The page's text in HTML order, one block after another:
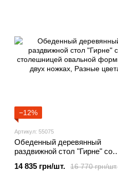
−12%
Артикул: 55075
Обеденный деревянный
раздвижной стол "Гирне" со
двух ножках
16 770 грн/шт.
14 835 грн/шт.